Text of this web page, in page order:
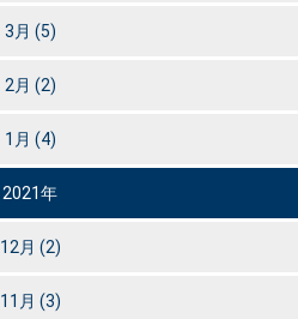
3月 (5)
2月 (2)
1月 (4)
2021年
12月 (2)
11月 (3)